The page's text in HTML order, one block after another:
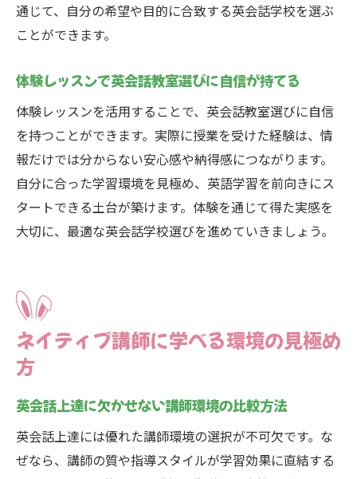
通じて、自分の希望や目的に合致する英会話学校を選ぶ
ことができます。
体験レッスンで英会話教室選びに自信が持てる
体験レッスンを活用することで、英会話教室選びに自信
を持つことができます。実際に授業を受けた経験は、情
報だけでは分からない安心感や納得感につながります。
自分に合った学習環境を見極め、英語学習を前向きにス
タートできる土台が築けます。体験を通じて得た実感を
大切に、最適な英会話学校選びを進めていきましょう。
ネイティブ講師に学べる環境の見極め
方
英会話上達に欠かせない講師環境の比較方法
英会話上達には優れた講師環境の選択が不可欠です。な
ぜなら、講師の質や指導スタイルが学習効果に直結する